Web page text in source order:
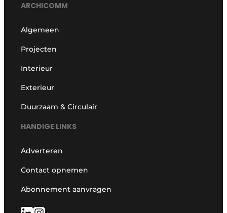
ARCHICOMM
Algemeen
Projecten
Interieur
Exterieur
Duurzaam & Circulair
HANDIGE LINKS
Adverteren
Contact opnemen
Abonnement aanvragen